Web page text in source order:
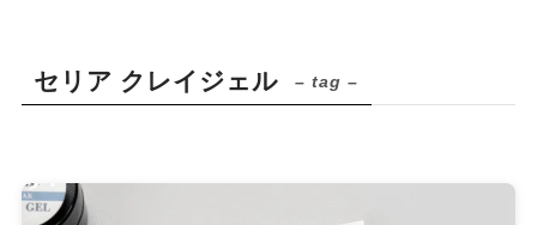
セリア クレイジェル – tag –